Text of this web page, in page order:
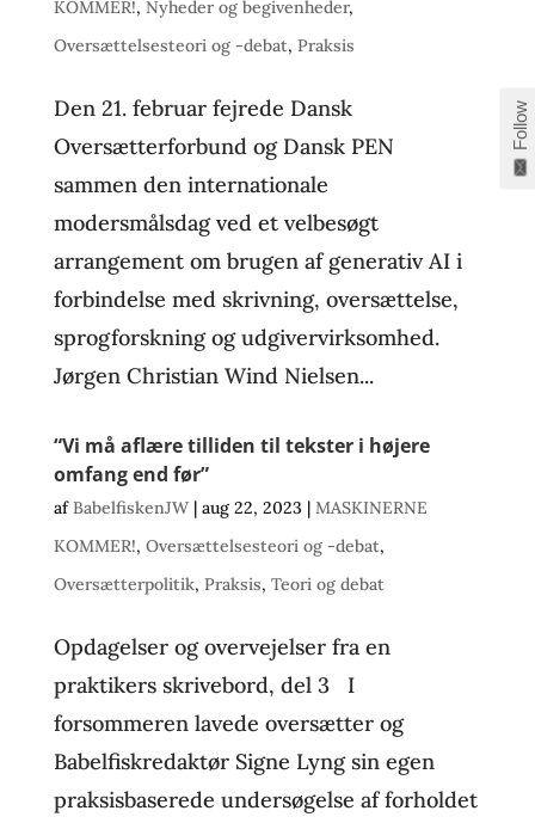
KOMMER!, Nyheder og begivenheder,
Oversættelsesteori og -debat, Praksis
Den 21. februar fejrede Dansk
Oversætterforbund og Dansk PEN
sammen den internationale
modersmålsdag ved et velbesøgt
arrangement om brugen af generativ AI i
forbindelse med skrivning, oversættelse,
sprogforskning og udgivervirksomhed.
Jørgen Christian Wind Nielsen...
“Vi må aflære tilliden til tekster i højere
omfang end før”
afBabelfiskenJW| aug 22, 2023| MASKINERNE
KOMMER!, Oversættelsesteori og -debat,
Oversætterpolitik, Praksis, Teori og debat
Opdagelser og overvejelser fra en
praktikers skrivebord, del 3 I
forsommeren lavede oversætter og
Babelfiskredaktør Signe Lyng sin egen
praksisbaserede undersøgelse af forholdet
Follow